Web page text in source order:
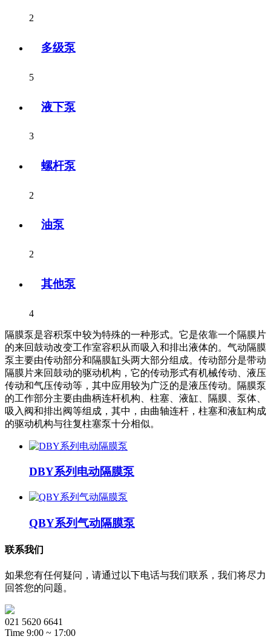
2
多级泵
5
液下泵
3
螺杆泵
2
油泵
2
其他泵
4
隔膜泵是容积泵中较为特殊的一种形式。它是依靠一个隔膜片
的来回鼓动改变工作室容积从而吸入和排出液体的。气动隔膜
泵主要由传动部分和隔膜缸头两大部分组成。传动部分是带动
隔膜片来回鼓动的驱动机构，它的传动形式有机械传动、液压
传动和气压传动等，其中应用较为广泛的是液压传动。隔膜泵
的工作部分主要由曲柄连杆机构、柱塞、液缸、隔膜、泵体、
吸入阀和排出阀等组成，其中，由曲轴连杆，柱塞和液缸构成
的驱动机构与往复柱塞泵十分相似。
DBY系列电动隔膜泵
QBY系列气动隔膜泵
联系我们
如果您有任何疑问，请通过以下电话与我们联系，我们将尽力
回答您的问题。
021 5620 6641
Time 9:00 ~ 17:00